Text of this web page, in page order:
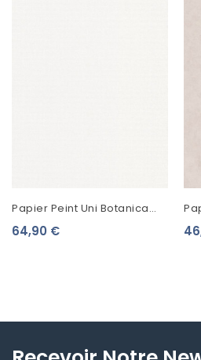
Papier Peint Uni Botanica
Casadeco Blanc
64,90 €